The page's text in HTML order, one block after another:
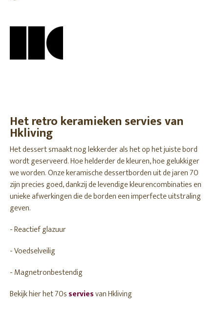
Het retro keramieken servies van
Hkliving
Het dessert smaakt nog lekkerder als het op het juiste bord
wordt geserveerd. Hoe helderder de kleuren, hoe gelukkiger
we worden. Onze keramische dessertborden uit de jaren 70
zijn precies goed, dankzij de levendige kleurencombinaties en
unieke afwerkingen die de borden een imperfecte uitstraling
geven.
- Reactief glazuur
- Voedselveilig
- Magnetronbestendig
Bekijk hier het 70sserviesvan Hkliving